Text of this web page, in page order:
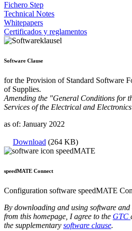
Fichero Step
Technical Notes
Whitepapers
Certificados y reglamentos
Software Clause
for the Provision of Standard Software
of Supplies.
Amending the "General Conditions for
Services of the Electrical and
as of: January 2022
Download (264 KB)
speedMATE Connect
Configuration software speedMATE
By downloading and using software and
from this homepage, I agree to the GTC
the supplementary software clause.